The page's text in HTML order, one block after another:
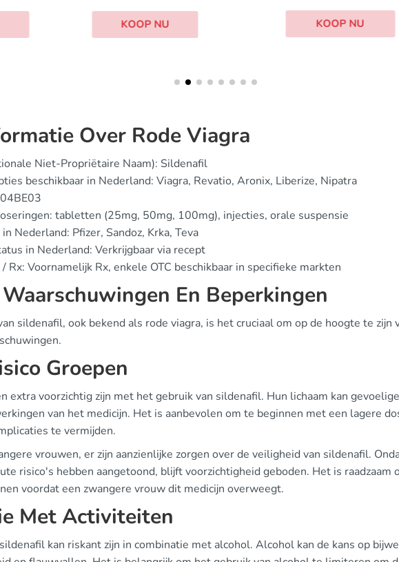
Over Rode Viagra
Niet-Propriëtaire Naam): Sildenafil
beschikbaar in Nederland: Viagra, Revatio, Aronix, Liberize, Nipatra
tabletten (25mg, 50mg, 100mg), injecties, orale suspensie
Nederland: Pfizer, Sandoz, Krka, Teva
in Nederland: Verkrijgbaar via recept
/ Rx: Voornamelijk Rx, enkele OTC beschikbaar in specifieke markten
En Beperkingen
sildenafil, ook bekend als rode viagra, is het cruciaal om op de hoogte te zijn
Groepen
extra voorzichtig zijn met het gebruik van sildenafil. Hun lichaam kan
van het medicijn. Het is aanbevolen om te beginnen met een lagere
te vermijden.
vrouwen, er zijn aanzienlijke zorgen over de veiligheid van sildenafil.
risico's hebben aangetoond, blijft voorzichtigheid geboden. Het is raadzaam
voordat een zwangere vrouw dit medicijn overweegt.
Met Activiteiten
kan riskant zijn in combinatie met alcohol. Alcohol kan de kans op